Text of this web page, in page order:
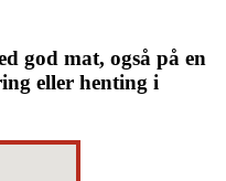
god mat, også på en
eller henting i